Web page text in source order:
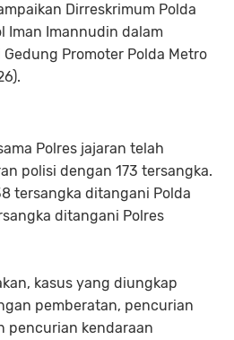
Dirreskrimum Polda
Iman Imannudin dalam
Promoter Polda Metro
Polres jajaran telah
polisi dengan 173 tersangka.
tersangka ditangani Polda
ditangani Polres
kasus yang diungkap
pemberatan, pencurian
pencurian kendaraan